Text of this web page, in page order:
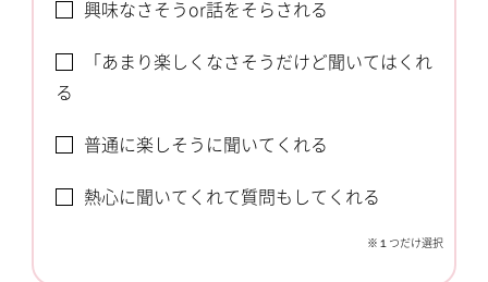
興味なさそうor話をそらされる
「あまり楽しくなさそうだけど聞いてはくれ
る
普通に楽しそうに聞いてくれる
熱心に聞いてくれて質問もしてくれる
※１つだけ選択